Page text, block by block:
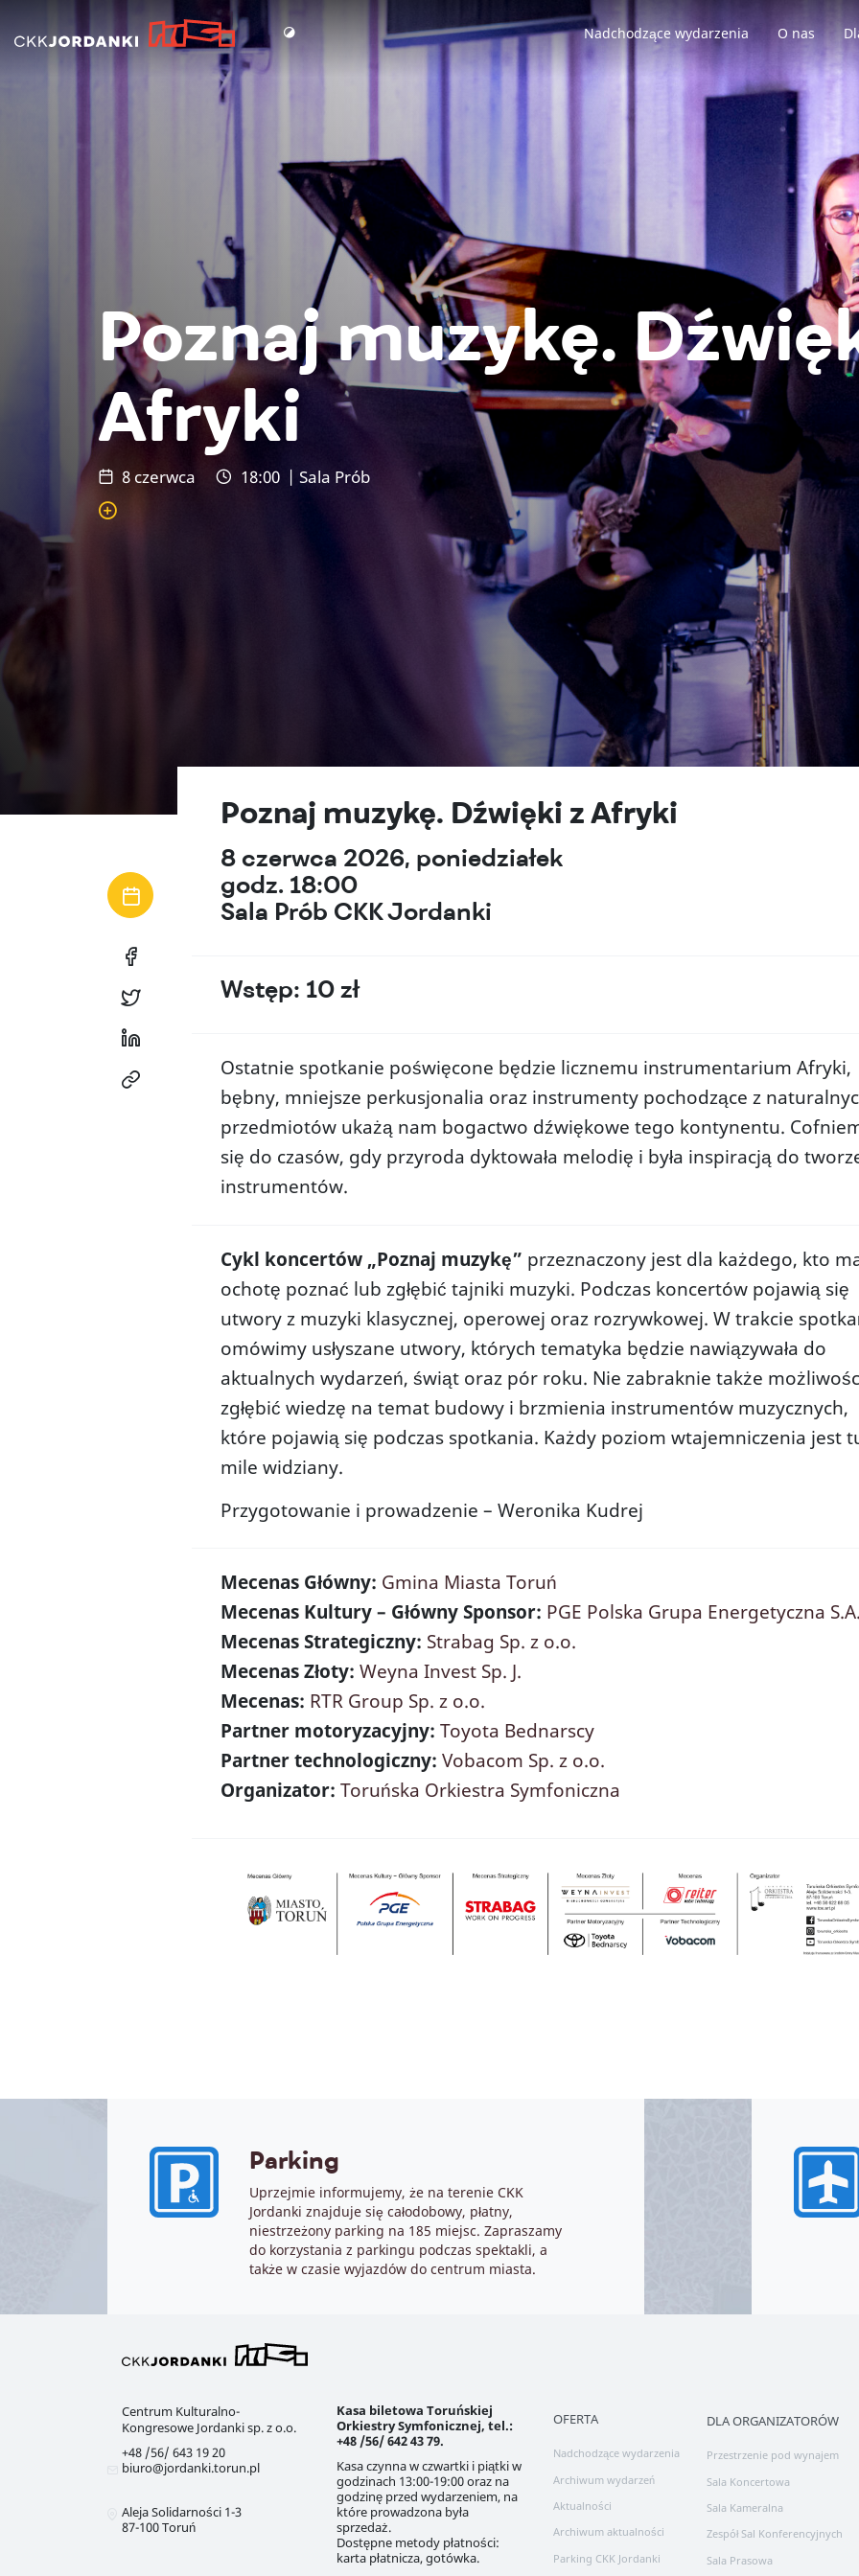
Oferta
Archiwum wydarzeń
Aktualności
Archiwum aktualności
Parking CKK Jordanki
Sala Koncertowa
Sala Kameralna
Zespół Sal Konferencyjnych
Sala Prasowa
MICE
Historia budowy centrum
Historia miejsca i nazwy
Dane finansowe
Dane techniczne
Fernando Menis
Wykonawca
Port
Polityka przetwarzania danych
Deklaracja dostępności
REGULAMIN WYDARZEŃ
Nadchodzące wydarzenia O nas
Kontrast
Poznaj muzykę.
Afryki
8 czerwca 18:00 | Sala Prób
Tytuł
linku
niewidoczny
gołym
okiem
Tytuł
linku
niewidoczny
gołym
Tytuł
linku
niewidoczny
Tytuł
niewidoczny
Poznaj muzykę. Dźwięki z Afryki
8 czerwca 2026, poniedziałek
godz. 18:00
Sala Prób CKK Jordanki
Wstęp: 10 zł
Ostatnie spotkanie poświęcone będzie licznemu instrumentarium Afryki,
bębny, mniejsze perkusjonalia oraz instrumenty pochodzące z
przedmiotów ukażą nam bogactwo dźwiękowe tego kontynentu.
się do czasów, gdy przyroda dyktowała melodię i była inspiracją do
instrumentów.
Cykl koncertów „Poznaj muzykę” przeznaczony jest dla każdego, kto
ochotę poznać lub zgłębić tajniki muzyki. Podczas koncertów pojawią się
utwory z muzyki klasycznej, operowej oraz rozrywkowej. W trakcie
omówimy usłyszane utwory, których tematyka będzie nawiązywała do
aktualnych wydarzeń, świąt oraz pór roku. Nie zabraknie także
zgłębić wiedzę na temat budowy i brzmienia instrumentów muzycznych,
które pojawią się podczas spotkania. Każdy poziom wtajemniczenia jest
mile widziany.
Przygotowanie i prowadzenie – Weronika Kudrej
Mecenas Główny: Gmina Miasta Toruń
Mecenas Kultury – Główny Sponsor: PGE Polska Grupa Energetyczna S.A.
Mecenas Strategiczny: Strabag Sp. z o.o.
Mecenas Złoty: Weyna Invest Sp. J.
Mecenas: RTR Group Sp. z o.o.
Partner motoryzacyjny: Toyota Bednarscy
Partner technologiczny: Vobacom Sp. z o.o.
Organizator: Toruńska Orkiestra Symfoniczna
Parking
Uprzejmie informujemy, że na terenie CKK
Jordanki znajduje się całodobowy, płatny,
niestrzeżony parking na 185 miejsc. Zapraszamy
do korzystania z parkingu podczas spektakli, a
także w czasie wyjazdów do centrum miasta.
Centrum Kulturalno-
Kongresowe Jordanki sp. z o.o.
+48 /56/ 643 19 20
biuro@jordanki.torun.pl
Aleja Solidarności 1-3
87-100Toruń
Kasa biletowa Toruńskiej
Orkiestry Symfonicznej, tel.:
+48 /56/ 642 43 79.
Kasa czynna w czwartki i piątki w
godzinach 13:00-19:00 oraz na
godzinę przed wydarzeniem, na
które prowadzona była
sprzedaż.
Dostępne metody płatności:
karta płatnicza, gotówka.
OFERTA
Nadchodzące wydarzenia
Archiwum wydarzeń
Aktualności
Archiwum aktualności
Parking CKK Jordanki
DLA ORGANIZATORÓW
Przestrzenie pod wynajem
Sala Koncertowa
Sala Kameralna
Zespół Sal Konferencyjnych
Sala Prasowa